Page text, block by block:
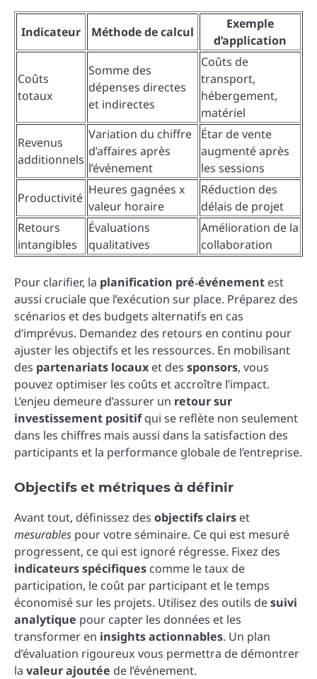
Indicateur Méthode de calcul
Exemple
d’application
Coûts
totaux
Somme des
dépenses directes
et indirectes
Coûts de
transport,
hébergement,
matériel
Revenus
additionnels
Variation du chiffre
d’affaires après
l’événement
Étar de vente
augmenté après
les sessions
Productivité
Heures gagnées x
valeur horaire
Réduction des
délais de projet
Retours
intangibles
Évaluations
qualitatives
Amélioration de la
collaboration
Pour clarifier, la planification pré‑événement est
aussi cruciale que l’exécution sur place. Préparez des
scénarios et des budgets alternatifs en cas
d’imprévus. Demandez des retours en continu pour
ajuster les objectifs et les ressources. En mobilisant
des partenariats locaux et des sponsors, vous
pouvez optimiser les coûts et accroître l’impact.
L’enjeu demeure d’assurer un retour sur
investissement positifqui se reflète non seulement
dans les chiffres mais aussi dans la satisfaction des
participants et la performance globale de l’entreprise.
Objectifs et métriques à définir
Avant tout, définissez des objectifs clairs et
mesurables pour votre séminaire. Ce qui est mesuré
progressent, ce qui est ignoré régresse. Fixez des
indicateurs spécifiques comme le taux de
participation, le coût par participant et le temps
économisé sur les projets. Utilisez des outils desuivi
analytique pour capter les données et les
transformer en insights actionnables. Un plan
d’évaluation rigoureux vous permettra de démontrer
la valeur ajoutée de l’événement.